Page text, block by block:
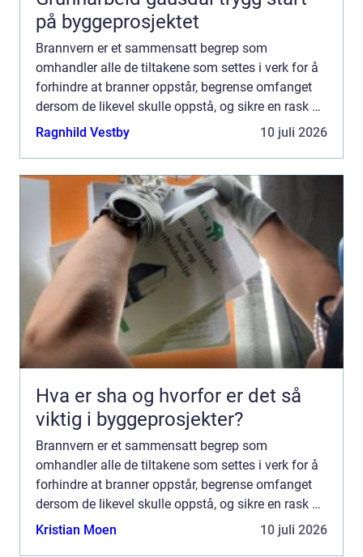
på byggeprosjektet
Brannvern er et sammensatt begrep som
omhandler alle de tiltakene som settes i verk for å
forhindre at branner oppstår, begrense omfanget
dersom de likevel skulle oppstå, og sikre en rask og
effektiv respons for å redde liv og...
Ragnhild Vestby 10 juli 2026
Hva er sha og hvorfor er det så
viktig i byggeprosjekter?
Brannvern er et sammensatt begrep som
omhandler alle de tiltakene som settes i verk for å
forhindre at branner oppstår, begrense omfanget
dersom de likevel skulle oppstå, og sikre en rask og
effektiv respons for å redde liv og...
Kristian Moen 10 juli 2026